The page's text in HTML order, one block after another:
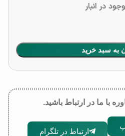
در انبار
به سبد خرید
با ما در ارتباط باشید.
ارتباط در تلگرام